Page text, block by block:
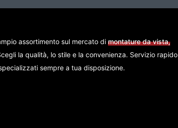
assortimento sul mercato dimontature da vista,
la qualità, lo stile e la convenienza. Servizio rapido
sempre a tua disposizione.